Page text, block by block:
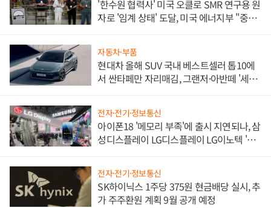
'한수원 협력사' 미국 오클로 SMR 연구용 원
자로 '임계 상태' 도달, 미국 에너지부 "중요
자동차·부품
현대차 올해 SUV 국내 베스트셀러 톱10에
서 싼타페만 자리매김, 그랜저·아반떼 '세단
전자·전기·정보통신
아이폰18 '메모리 부족'에 출시 지연되나, 삼
성디스플레이 LG디스플레이 LG이노텍 '탈
전자·전기·정보통신
SK하이닉스 1주당 375원 현금배당 실시, 추
가 주주환원 계획 9월 공개 예정